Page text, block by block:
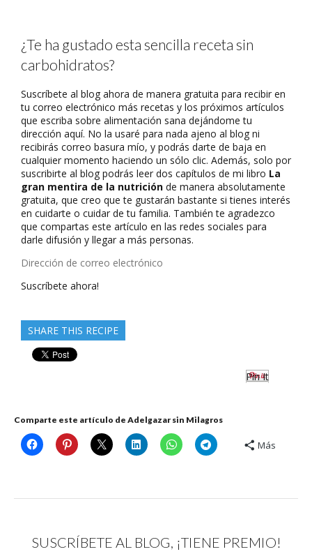
¿Te ha gustado esta sencilla receta sin
carbohidratos?
Suscríbete al blog ahora de manera gratuita para recibir en
tu correo electrónico más recetas y los próximos artículos
que escriba sobre alimentación sana dejándome tu
dirección aquí. No la usaré para nada ajeno al blog ni
recibirás correo basura mío, y podrás darte de baja en
cualquier momento haciendo un sólo clic. Además, solo por
suscribirte al blog podrás leer dos capítulos de mi libro La
gran mentira de la nutrición de manera absolutamente
gratuita, que creo que te gustarán bastante si tienes interés
en cuidarte o cuidar de tu familia. También te agradezco
que compartas este artículo en las redes sociales para
darle difusión y llegar a más personas.
Dirección
correo
Suscríbete ahora!
SHARE THIS RECIPE
Pin It
Comparte este artículo de Adelgazar sin Milagros
Más
SUSCRÍBETE AL BLOG, ¡TIENE PREMIO!